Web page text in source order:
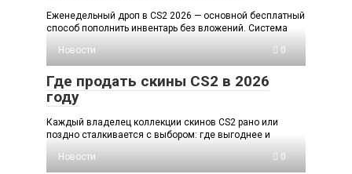
Еженедельный дроп в CS2 2026 — основной бесплатный
способ пополнить инвентарь без вложений. Система
Новости
0
Где продать скины CS2 в 2026
году
Каждый владелец коллекции скинов CS2 рано или
поздно сталкивается с выбором: где выгоднее и
Новости
0